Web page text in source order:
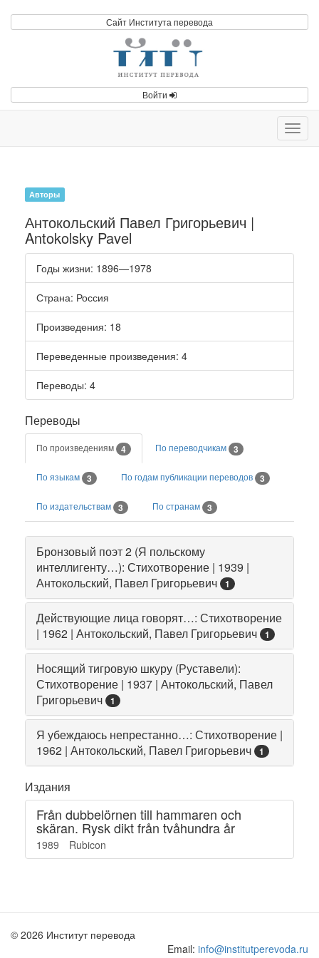
Сайт Института перевода
Войти
Авторы
Антокольский Павел Григорьевич |
Antokolsky Pavel
Годы жизни: 1896—1978
Страна: Россия
Произведения: 18
Переведенные произведения: 4
Переводы: 4
Переводы
По произведениям 4 По переводчикам 3
По языкам 3 По годам публикации переводов 3
По издательствам 3 По странам 3
Бронзовый поэт 2 (Я польскому
интеллигенту…): Стихотворение | 1939 |
Антокольский, Павел Григорьевич
1
Действующие лица говорят…: Стихотворение
| 1962 | Антокольский, Павел Григорьевич
1
Носящий тигровую шкуру (Руставели):
Стихотворение | 1937 | Антокольский, Павел
Григорьевич
1
Я убеждаюсь непрестанно…: Стихотворение |
1962 | Антокольский, Павел Григорьевич
1
Издания
Från dubbelörnen till hammaren och
skäran. Rysk dikt från tvåhundra år
1989 Rubicon
© 2026 Институт перевода
Email: info@institutperevoda.ru